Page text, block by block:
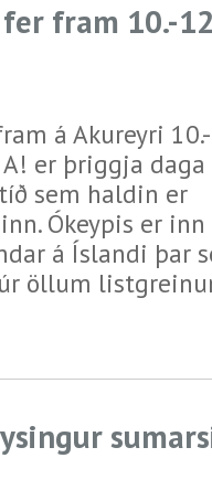
fram 10.-
á Akureyri
er þriggja daga
sem haldin er
Ókeypis er
á Íslandi þar
öllum